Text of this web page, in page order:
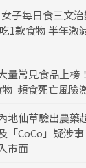
子每日食三文
1款食物 半年激
量常見食品上榜
頻食死亡風險
地仙草驗出農藥
「CoCo」疑涉
市面